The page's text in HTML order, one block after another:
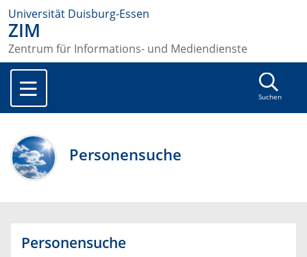
Universität Duisburg-Essen
ZIM
Zentrum für Informations- und Mediendienste
Suchen
Personensuche
Personensuche